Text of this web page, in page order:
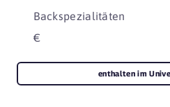
Backspezialitäten
€
enthalten im